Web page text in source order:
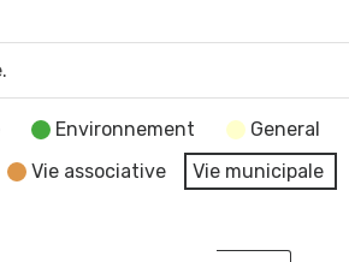
Environnement
General
Vie associative
Vie municipale